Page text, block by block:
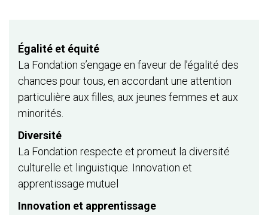
Égalité et équité
La Fondation s’engage en faveur de l’égalité des
chances pour tous, en accordant une attention
particulière aux filles, aux jeunes femmes et aux
minorités.
Diversité
La Fondation respecte et promeut la diversité
culturelle et linguistique. Innovation et
apprentissage mutuel
Innovation et apprentissage